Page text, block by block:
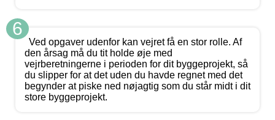
6
Ved opgaver udenfor kan vejret få en stor rolle. Af
den årsag må du tit holde øje med
vejrberetningerne i perioden for dit byggeprojekt, så
du slipper for at det uden du havde regnet med det
begynder at piske ned nøjagtig som du står midt i dit
store byggeprojekt.